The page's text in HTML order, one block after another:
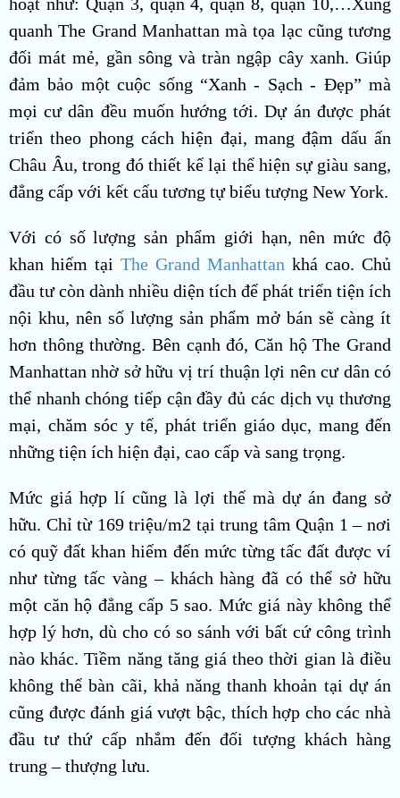
quanh The Grand Manhattan mà tọa lạc cũng tương
đối mát mẻ, gần sông và tràn ngập cây xanh. Giúp
đảm bảo một cuộc sống “Xanh - Sạch - Đẹp” mà
mọi cư dân đều muốn hướng tới.Dự án được phát
triển theo phong cách hiện đại, mang đậm dấu ấn
Châu Âu, trong đó thiết kế lại thể hiện sự giàu sang,
đẳng cấp với kết cấu tương tự biểu tượng New York.
Với có số lượng sản phẩm giới hạn, nên mức độ
khan hiếm tại The Grand Manhattan khá cao. Chủ
đầu tư còn dành nhiều diện tích để phát triển tiện ích
nội khu, nên số lượng sản phẩm mở bán sẽ càng ít
hơn thông thường. Bên cạnh đó, Căn hộ The Grand
Manhattan nhờ sở hữu vị trí thuận lợi nên cư dân có
thể nhanh chóng tiếp cận đầy đủ các dịch vụ thương
mại, chăm sóc y tế, phát triển giáo dục, mang đến
những tiện ích hiện đại, cao cấp và sang trọng.
Mức giá hợp lí cũng là lợi thế mà dự án đang sở
hữu. Chỉ từ 169 triệu/m2 tại trung tâm Quận 1 – nơi
có quỹ đất khan hiếm đến mức từng tấc đất được ví
như từng tấc vàng – khách hàng đã có thể sở hữu
một căn hộ đẳng cấp 5 sao. Mức giá này không thể
hợp lý hơn, dù cho có so sánh với bất cứ công trình
nào khác. Tiềm năng tăng giá theo thời gian là điều
không thể bàn cãi, khả năng thanh khoản tại dự án
cũng được đánh giá vượt bậc, thích hợp cho các nhà
đầu tư thứ cấp nhắm đến đối tượng khách hàng
trung – thượng lưu.